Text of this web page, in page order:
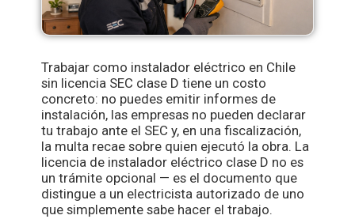
Trabajar como instalador eléctrico en Chile
sin licencia SEC clase D tiene un costo
concreto: no puedes emitir informes de
instalación, las empresas no pueden declarar
tu trabajo ante el SEC y, en una fiscalización,
la multa recae sobre quien ejecutó la obra. La
licencia de instalador eléctrico clase D no es
un trámite opcional — es el documento que
distingue a un electricista autorizado de uno
que simplemente sabe hacer el trabajo.